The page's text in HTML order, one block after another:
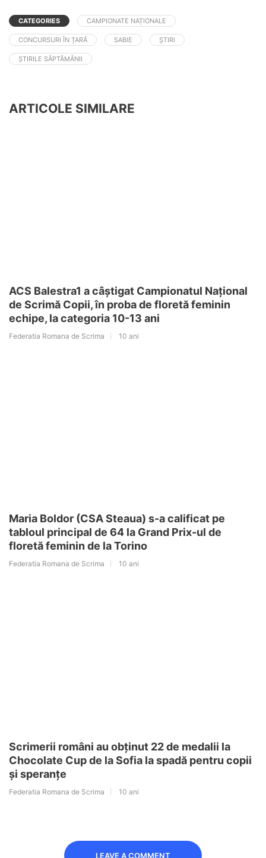
CATEGORIES CAMPIONATE NAȚIONALE
CONCURSURI ÎN ȚARĂ SABIE ȘTIRI
ȘTIRILE SĂPTĂMÂNII
ARTICOLE SIMILARE
ACS Balestra1 a câștigat Campionatul Național
de Scrimă Copii, în proba de floretă feminin
echipe, la categoria 10-13 ani
Federatia Romana de Scrima 10 ani
Maria Boldor (CSA Steaua) s-a calificat pe
tabloul principal de 64 la Grand Prix-ul de
floretă feminin de la Torino
Federatia Romana de Scrima 10 ani
Scrimerii români au obținut 22 de medalii la
Chocolate Cup de la Sofia la spadă pentru copii
și speranțe
Federatia Romana de Scrima 10 ani
LEAVE A COMMENT